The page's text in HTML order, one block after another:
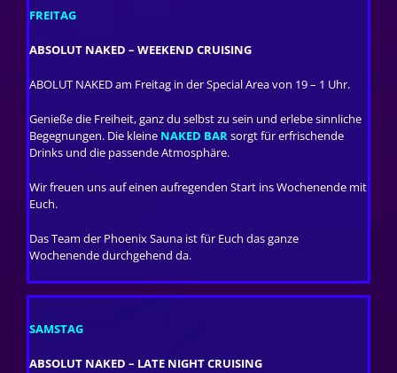
FREITAG
ABSOLUT NAKED – WEEKEND CRUISING
ABOLUT NAKED am Freitag in der Special Area von 19 – 1 Uhr.
Genieße die Freiheit, ganz du selbst zu sein und erlebe sinnliche
Begegnungen. Die kleine NAKED BARsorgt für erfrischende
Drinks und die passende Atmosphäre.
Wir freuen uns auf einen aufregenden Start ins Wochenende mit
Euch.
Das Team der Phoenix Sauna ist für Euch das ganze
Wochenende durchgehend da.
SAMSTAG
ABSOLUT NAKED – LATE NIGHT CRUISING